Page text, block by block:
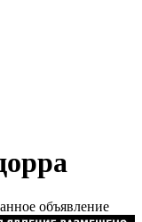
объявление